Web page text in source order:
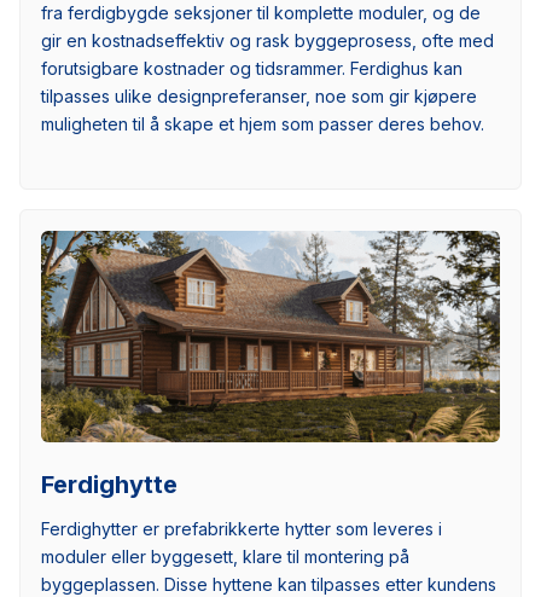
fra ferdigbygde seksjoner til komplette moduler, og de
gir en kostnadseffektiv og rask byggeprosess, ofte med
forutsigbare kostnader og tidsrammer. Ferdighus kan
tilpasses ulike designpreferanser, noe som gir kjøpere
muligheten til å skape et hjem som passer deres behov.
Ferdighytte
Ferdighytter er prefabrikkerte hytter som leveres i
moduler eller byggesett, klare til montering på
byggeplassen. Disse hyttene kan tilpasses etter kundens